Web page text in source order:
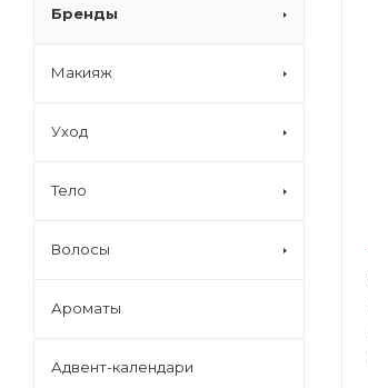
Бренды
Макияж
Уход
Тело
Волосы
Ароматы
Адвент-календари